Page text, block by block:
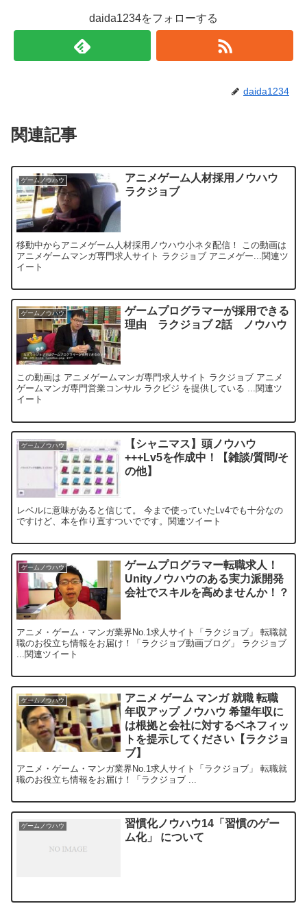
daida1234をフォローする
daida1234
関連記事
ゲームノウハウ
アニメゲーム人材採用ノウハウ
ラクジョブ
移動中からアニメゲーム人材採用ノウハウ小ネタ配信！ この動画は
アニメゲームマンガ専門求人サイト ラクジョブ アニメゲー...関連ツ
イート
ゲームノウハウ
ゲームプログラマーが採用できる
理由 ラクジョブ 2話 ノウハウ
この動画は アニメゲームマンガ専門求人サイト ラクジョブ アニメ
ゲームマンガ専門営業コンサル ラクビジ を提供している ...関連ツ
イート
ゲームノウハウ
【シャニマス】頭ノウハウ
+++Lv5を作成中！【雑談/質問/そ
の他】
レベルに意味があると信じて。 今まで使っていたLv4でも十分なの
ですけど、本を作り直すついでです。関連ツイート
ゲームノウハウ
ゲームプログラマー転職求人！
Unityノウハウのある実力派開発
会社でスキルを高めませんか！？
アニメ・ゲーム・マンガ業界No.1求人サイト「ラクジョブ」 転職就
職のお役立ち情報をお届け！「ラクジョブ動画ブログ」 ラクジョブ
...関連ツイート
ゲームノウハウ
アニメ ゲーム マンガ 就職 転職
年収アップ ノウハウ 希望年収に
は根拠と会社に対するベネフィッ
トを提示してください【ラクジョ
ブ】
アニメ・ゲーム・マンガ業界No.1求人サイト「ラクジョブ」 転職就
職のお役立ち情報をお届け！「ラクジョブ ...
ゲームノウハウ
習慣化ノウハウ14「習慣のゲー
ム化」 について